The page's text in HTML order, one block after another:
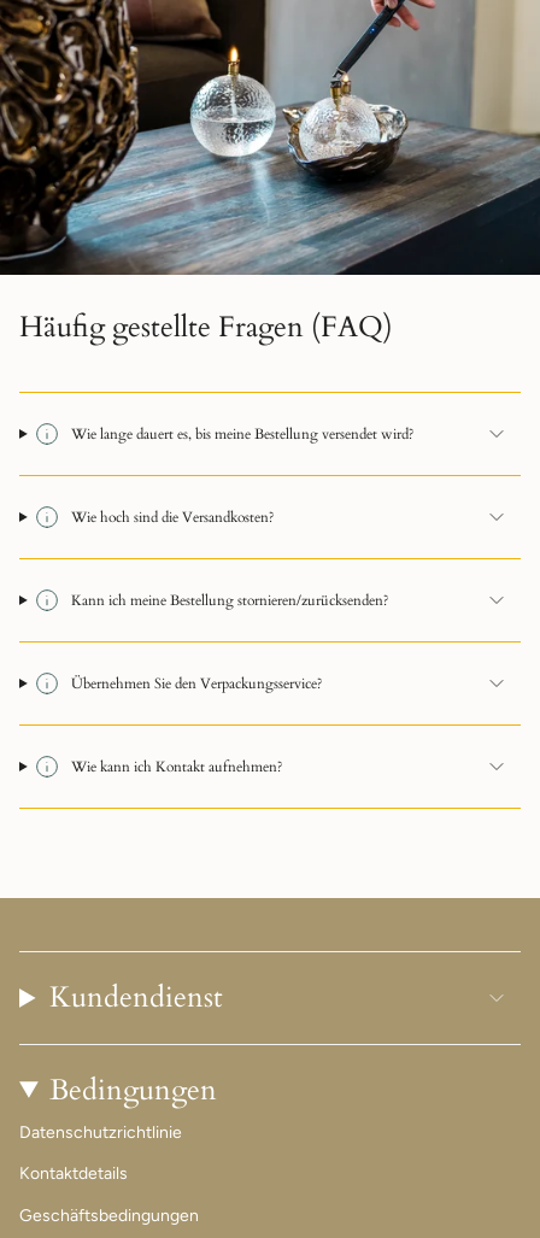
Häufig gestellte Fragen (FAQ)
Wie lange dauert es, bis meine Bestellung versendet wird?
Wie hoch sind die Versandkosten?
Kann ich meine Bestellung stornieren/zurücksenden?
Übernehmen Sie den Verpackungsservice?
Wie kann ich Kontakt aufnehmen?
Kundendienst
Bedingungen
Datenschutzrichtlinie
Kontaktdetails
Geschäftsbedingungen